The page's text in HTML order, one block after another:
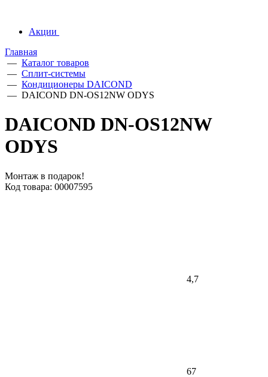
Акции
Главная
— Каталог товаров
— Сплит-системы
— Кондиционеры DAICOND
— DAICOND DN-OS12NW ODYS
DAICOND DN-OS12NW
ODYS
Монтаж в подарок!
Код товара: 00007595
4,7
67